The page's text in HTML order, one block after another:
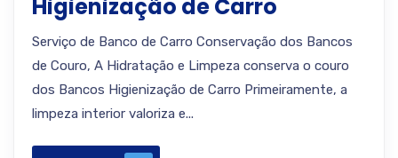
Higienização de Carro
Serviço de Banco de Carro Conservação dos Bancos
de Couro, A Hidratação e Limpeza conserva o couro
dos Bancos Higienização de Carro Primeiramente, a
limpeza interior valoriza e...